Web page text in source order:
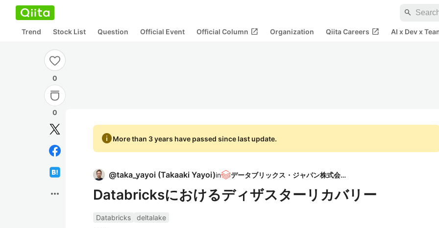
search
Trend Stock List Question Official Event Official Column open_in_new Organization Qiita Careers open_in_new AI x Dev x
0
0
more_horiz
infoMore than 3 years have passed since last update.
@taka_yayoi (Takaaki Yayoi)in データブリックス・ジャパン株式会社
Databricksにおけるディザスターリカバリー
Databricks
deltalake